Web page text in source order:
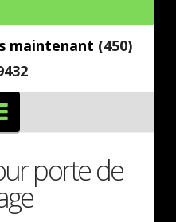
maintenant (450)
Navigation
porte de